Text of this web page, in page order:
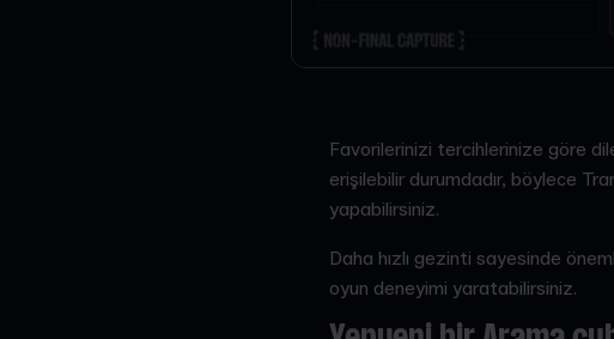
Favorilerinizi tercihlerinize göre
erişilebilir durumdadır, böylece
yapabilirsiniz.
Daha hızlı gezinti sayesinde
oyun deneyimi yaratabilirsiniz.